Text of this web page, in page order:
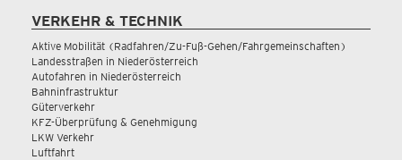
VERKEHR & TECHNIK
Aktive Mobilität (Radfahren/Zu-Fuß-Gehen/Fahrgemeinschaften)
Landesstraßen in Niederösterreich
Autofahren in Niederösterreich
Bahninfrastruktur
Güterverkehr
KFZ-Überprüfung & Genehmigung
LKW Verkehr
Luftfahrt